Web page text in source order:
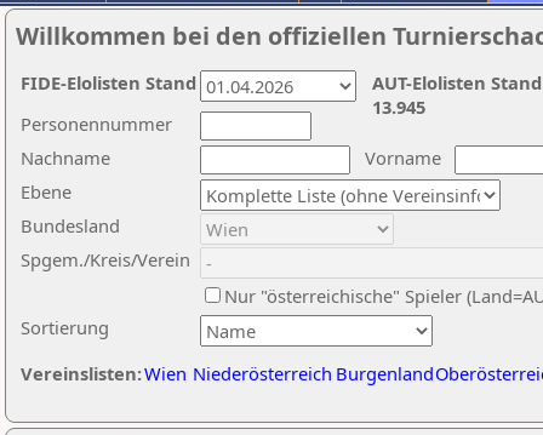
Willkommen bei den offiziellen
Nachname
Vorname
Ebene
Sortierung
Personennummer
Bundesland
Spgem./Kreis/Verein
Nur "österreichische" Spieler
Vereinslisten:Wien Niederösterreich Burgenland
AUT-Elolisten
13.945
FIDE-Elolisten Stand